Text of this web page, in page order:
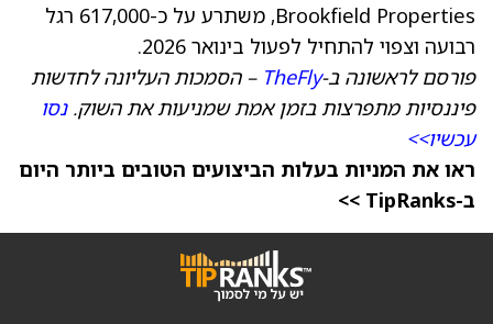
Brookfield Properties, משתרע על כ-617,000 רגל
רבועה וצפוי להתחיל לפעול בינואר 2026.
פורסם לראשונה ב-TheFly – הסמכות העליונה לחדשות
פיננסיות מתפרצות בזמן אמת שמניעות את השוק.נסו
עכשיו>>
ראו את המניות בעלות הביצועים הטובים ביותר היום
ב-TipRanks >>